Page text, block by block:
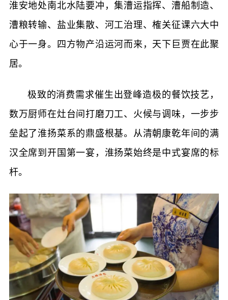
淮安地处南北水陆要冲，集漕运指挥、漕船制造、
漕粮转输、盐业集散、河工治理、榷关征课六大中
心于一身。四方物产沿运河而来，天下巨贾在此聚
居。
极致的消费需求催生出登峰造极的餐饮技艺，
数万厨师在灶台间打磨刀工、火候与调味，一步步
垒起了淮扬菜系的鼎盛根基。从清朝康乾年间的满
汉全席到开国第一宴，淮扬菜始终是中式宴席的标
杆。